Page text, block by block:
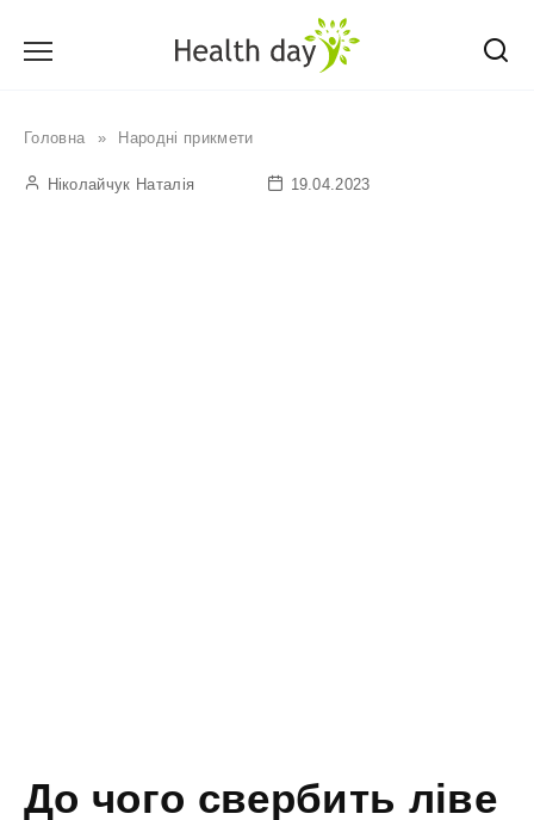
Головна » Народні прикмети
Ніколайчук Наталія 19.04.2023
До чого свербить ліве